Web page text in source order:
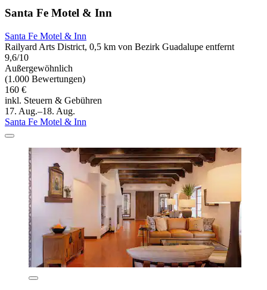
Santa Fe Motel & Inn
Santa Fe Motel & Inn
Railyard Arts District, 0,5 km von Bezirk Guadalupe entfernt
9,6/10
Außergewöhnlich
(1.000 Bewertungen)
160 €
inkl. Steuern & Gebühren
17. Aug.–18. Aug.
Santa Fe Motel & Inn